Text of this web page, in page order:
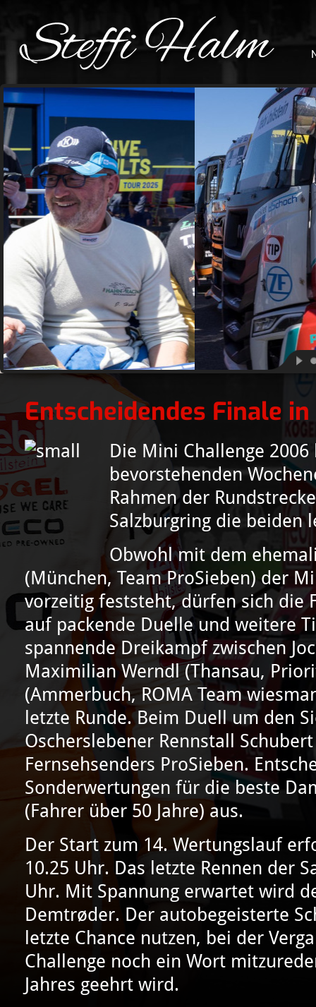
Entscheidendes Finale
Die Mini Challenge
bevorstehenden
Rahmen der
Salzburgring die beiden
Obwohl mit dem
(München, Team ProSieben) der
vorzeitig feststeht, dürfen sich die
auf packende Duelle und weitere
spannende Dreikampf zwischen
Maximilian Werndl (Thansau,
(Ammerbuch, ROMA Team
letzte Runde. Beim Duell um den
Oscherslebener Rennstall
Fernsehsenders ProSieben.
Sonderwertungen für die beste
(Fahrer über 50 Jahre) aus.
Der Start zum 14. Wertungslauf
10.25 Uhr. Das letzte Rennen der
Uhr. Mit Spannung erwartet wird
Demtrøder. Der autobegeisterte
letzte Chance nutzen, bei der
Challenge noch ein Wort
Jahres geehrt wird.